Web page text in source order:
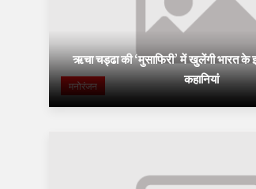
मनोरंजन
ऋचा चड्ढा की ‘मुसाफिरी’ में खुलेंगी भारत के
कहानियां